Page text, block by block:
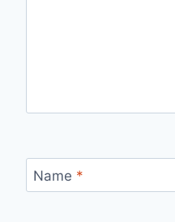
Name *